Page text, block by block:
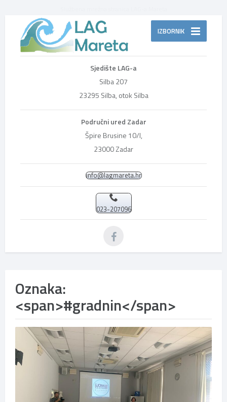
IZBORNIK
Sjedište LAG-a
Silba 207
23295 Silba, otok Silba
Područni ured Zadar
Špire Brusine 10/I,
23000 Zadar
info@lagmareta.hr
023-207096
Oznaka:
<span>#gradnin</span>